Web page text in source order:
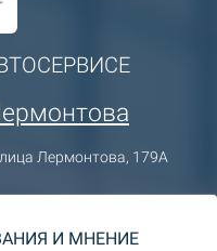
Лермонтова, 179А
И МНЕНИЕ